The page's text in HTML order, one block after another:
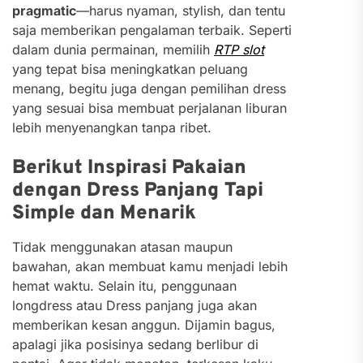
pragmatic—harus nyaman, stylish, dan tentu
saja memberikan pengalaman terbaik. Seperti
dalam dunia permainan, memilih RTP slot
yang tepat bisa meningkatkan peluang
menang, begitu juga dengan pemilihan dress
yang sesuai bisa membuat perjalanan liburan
lebih menyenangkan tanpa ribet.
Berikut Inspirasi Pakaian
dengan Dress Panjang Tapi
Simple dan Menarik
Tidak menggunakan atasan maupun
bawahan, akan membuat kamu menjadi lebih
hemat waktu. Selain itu, penggunaan
longdress atau Dress panjang juga akan
memberikan kesan anggun. Dijamin bagus,
apalagi jika posisinya sedang berlibur di